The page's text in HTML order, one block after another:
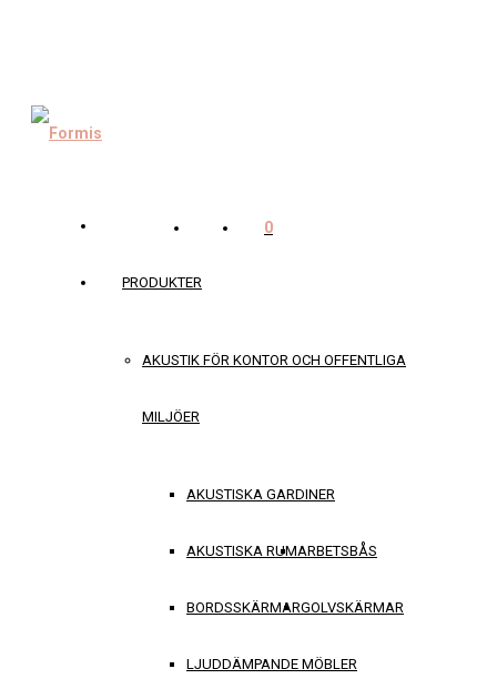
PRODUKTER
AKUSTIK FÖR KONTOR OCH OFFENTLIGA
MILJÖER
AKUSTISKA GARDINER
AKUSTISKA RUMARBETSBÅS
BORDSSKÄRMARGOLVSKÄRMAR
LJUDDÄMPANDE MÖBLER
0